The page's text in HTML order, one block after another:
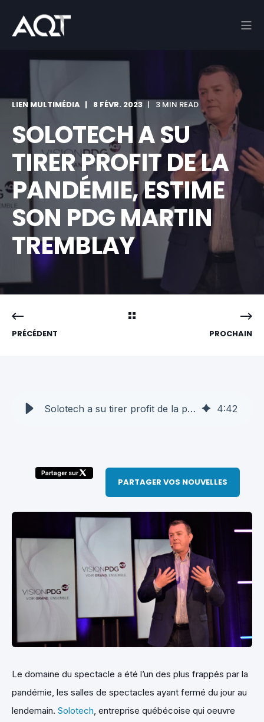
LIEN MULTIMÉDIA 8 FÉVR. 2023 3 MIN READ
SOLOTECH A SU
TIRER PROFIT DE LA
PANDÉMIE, ESTIME
SON PDG MARTIN
TREMBLAY
PRÉCÉDENT PROCHAIN
Solotech a su tirer profit de la pandémie, estime son PDG Martin Tremblay 4:42
Partager sur
PARTAGER VOS NOUVELLES
Le domaine du spectacle a été l’un des plus frappés par la
pandémie, les salles de spectacles ayant fermé du jour au
lendemain. Solotech , entreprise québécoise qui oeuvre